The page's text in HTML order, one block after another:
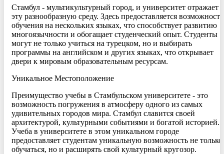
Стамбул - мультикультурный город, и университет отражает
эту разнообразную среду. Здесь предоставляется возможность
обучения на нескольких языках, что способствует развитию
многоязычности и обогащает студенческий опыт. Студенты
могут не только учиться на турецком, но и выбирать
программы на английском и других языках, что открывает
двери к мировым образовательным ресурсам.
Уникальное Местоположение
Преимущество учебы в Стамбульском университете - это
возможность погружения в атмосферу одного из самых
удивительных городов мира. Стамбул славится своей
архитектурой, культурными событиями и богатой историей.
Учеба в университете в этом уникальном городе
предоставляет студентам уникальную возможность не только
обучаться, но и расширять свой культурный кругозор.